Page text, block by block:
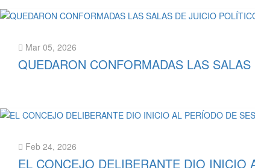
Mar 05, 2026
QUEDARON CONFORMADAS LAS
Feb 24, 2026
EL CONCEJO DELIBERANTE DIO